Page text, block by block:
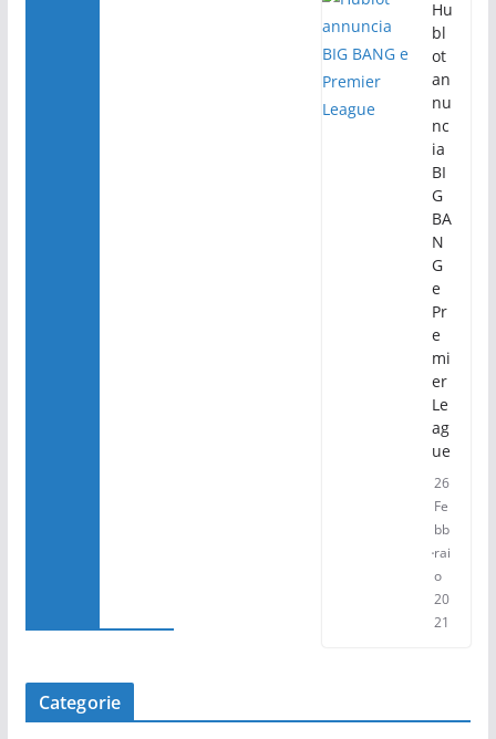
Hu
bl
ot
an
nu
nc
ia
BI
G
BA
N
G
e
Pr
e
mi
er
Le
ag
ue
26
Fe
bb
rai
o
20
21
Categorie